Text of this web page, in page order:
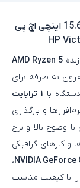
لپ تاپ استوک گرافیک دار 15.6 اینچی اچ پی
AMD Ryzen 5
به‌ صرفه برای
با ۱ ترابایت
و بارگذاری
با وضوح بالا و نرخ
و کارهای گرافیکی
،
با کیفیت مناسب